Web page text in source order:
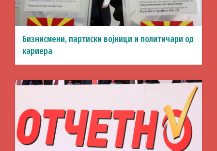
Бизнисмени, партиски војници и политичари од
кариера